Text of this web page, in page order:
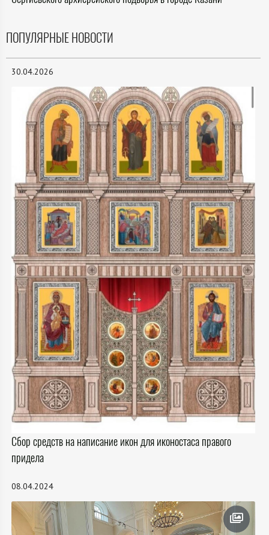
ПОПУЛЯРНЫЕ НОВОСТИ
30.04.2026
Сбор средств на написание икон для иконостаса правого
придела
08.04.2024